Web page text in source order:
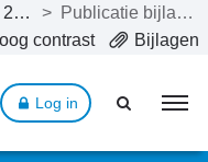
Programmabegroting 2024 >
Publicatie bijlagen
contrast Bijlagen
Log in